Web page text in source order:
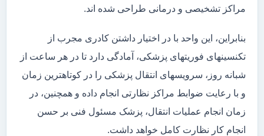
مراکز تشخیصی و درمانی طراحی شده اند.
بنابراین، این واحد با در اختیار داشتن کادری مجرب از
تکنسینهای فوریتهای پزشکی، آمادگی دارد تا در هر ساعت از
شبانه روز، سرویسهای انتقال پزشکی را در کوتاهترین زمان
و با رعایت ضوابط مراکز نظارتی انجام داده و همچنین، در
زمان انجام عملیات انتقال، پزشک مسئول فنی بر حسن
انجام کار نظارت کامل خواهد داشت.